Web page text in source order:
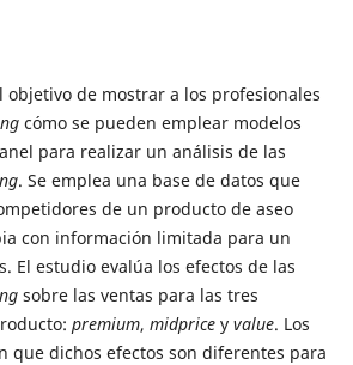
objetivo de mostrar a los profesionales
cómo se pueden emplear modelos
para realizar un análisis de las
. Se emplea una base de datos que
de un producto de aseo
con información limitada para un
El estudio evalúa los efectos de las
sobre las ventas para las tres
premium, midpricey value. Los
que dichos efectos son diferentes para